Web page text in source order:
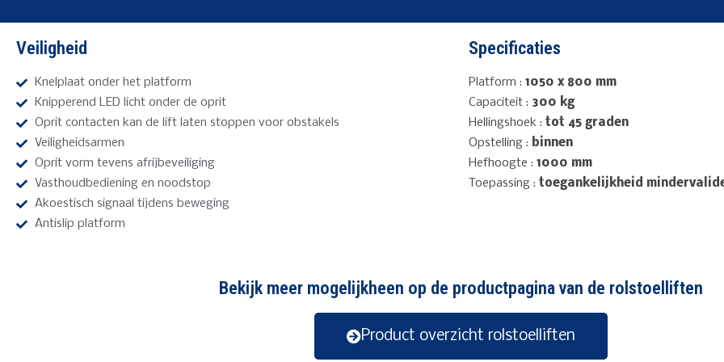
Veiligheid
Knelplaat onder het platform
Knipperend LED licht onder de oprit
Oprit contacten kan de lift laten stoppen voor obstakels
Veiligheidsarmen
Oprit vorm tevens afrijbeveiliging
Vasthoudbediening en noodstop
Akoestisch signaal tijdens beweging
Antislip platform
Specificaties
Platform : 1050 x 800 mm
Capaciteit : 300 kg
Hellingshoek : tot 45 graden
Opstelling : binnen
Hefhoogte : 1000 mm
Toepassing : toegankelijkheid
Bekijk meer mogelijkheen op de productpagina van de rolstoelliften
Product overzicht rolstoelliften